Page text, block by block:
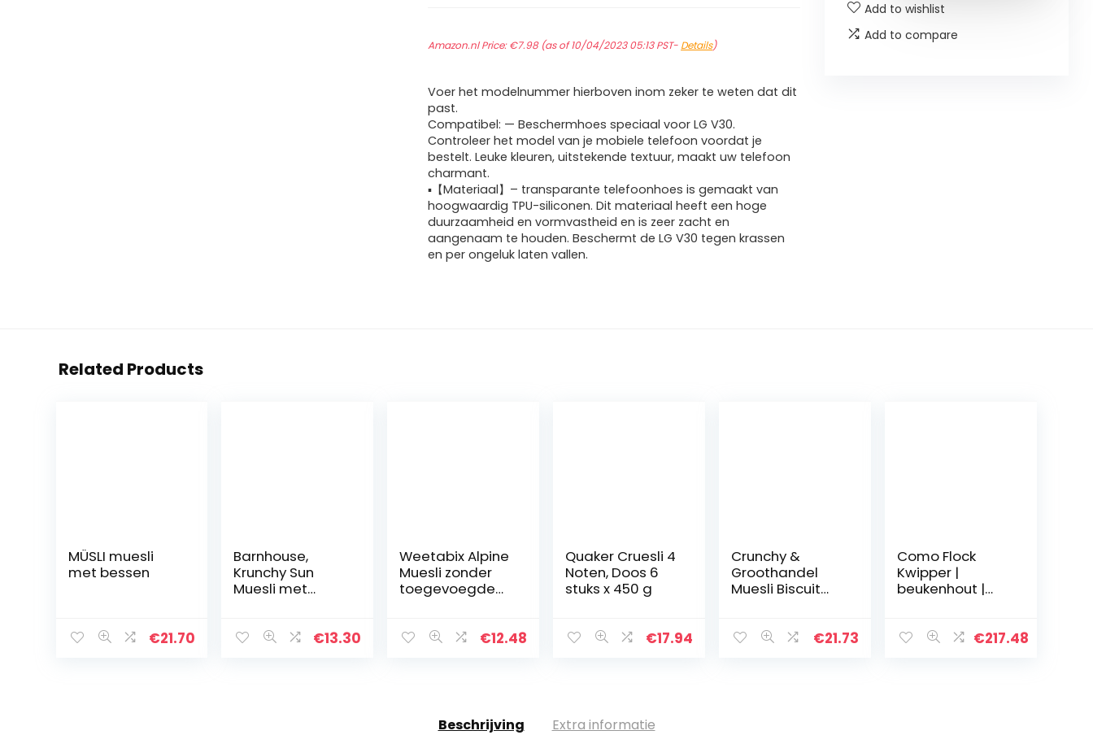
Amazon.nl Price:€7.98(as of 10/04/2023 05:13 PST- Details)
Voer het modelnummer hierboven inom zeker te weten dat dit
past.
Compatibel: — Beschermhoes speciaal voor LG V30.
Controleer het model van je mobiele telefoon voordat je
bestelt. Leuke kleuren, uitstekende textuur, maakt uw telefoon
charmant.
▪【Materiaal】– transparante telefoonhoes is gemaakt van
hoogwaardig TPU-siliconen. Dit materiaal heeft een hoge
duurzaamheid en vormvastheid en is zeer zacht en
aangenaam te houden. Beschermt de LG V30 tegen krassen
en per ongeluk laten vallen.
Add to wishlist
Add to compare
Related Products
MÜSLI muesli
met bessen
€21.70
Barnhouse,
Krunchy Sun
Muesli met
€13.30
Weetabix Alpine
Muesli zonder
toegevoegde
– Ontbijtgranen,
€12.48
Quaker Cruesli 4
Noten, Doos 6
stuks x 450 g
€17.94
Crunchy &
Groothandel
Muesli Biscuit
2)
€21.73
Como Flock
Kwipper |
beukenhout |
| verse vlokken |
€217.48
Beschrijving Extra informatie